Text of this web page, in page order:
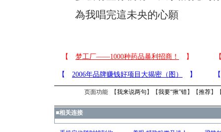
為我唱完這未央的心願
页面功能 【我来说两句 】【我要“揪”错】【推荐】
■相关连接